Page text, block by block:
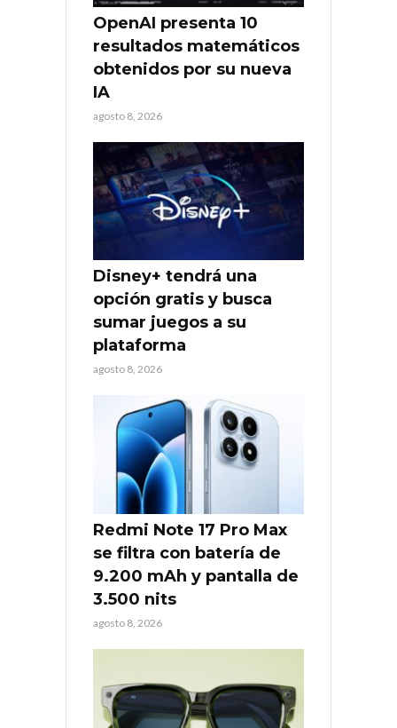
OpenAI presenta 10
resultados matemáticos
obtenidos por su nueva
IA
agosto 8, 2026
Disney+ tendrá una
opción gratis y busca
sumar juegos a su
plataforma
agosto 8, 2026
Redmi Note 17 Pro Max
se filtra con batería de
9.200 mAh y pantalla de
3.500 nits
agosto 8, 2026